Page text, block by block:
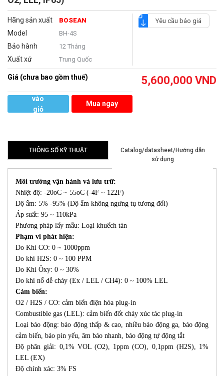
Hãng sản xuất BOSEAN
Model BH-4S
Bảo hành 12 Tháng
Xuất xứ Trung Quốc
Yêu cầu báo giá
Giá (chưa bao gồm thuế) 5,600,000 VND
vào
giỏ
Mua ngay
THÔNG SỐ KỸ THUẬT
Catalog/datasheet/Hướng dẫn
sử dụng
Môi trường vận hành và lưu trữ:
Nhiệt độ: -20oC ~ 55oC (-4F ~ 122F)
Độ ẩm: 5% -95% (Độ ẩm không ngưng tụ tương đối)
Áp suất: 95 ~ 110kPa
Phương pháp lấy mẫu: Loại khuếch tán
Phạm vi phát hiện:
Đo Khí CO: 0 ~ 1000ppm
Đo khí H2S: 0 ~ 100 PPM
Đo Khí Ôxy: 0 ~ 30%
Đo khí nổ dễ cháy (Ex / LEL / CH4): 0 ~ 100% LEL
Cảm biến:
O2 / H2S / CO: cảm biến điện hóa plug-in
Combustible gas (LEL): cảm biến đốt cháy xúc tác plug-in
Loại báo động: báo động thấp & cao, nhiều báo động ga, báo động
cảm biến, báo pin yếu, âm báo nhanh, báo động tự động tắt
Độ phân giải: 0,1% VOL (O2), 1ppm (CO), 0,1ppm (H2S), 1%
LEL (EX)
Độ chính xác: 3% FS